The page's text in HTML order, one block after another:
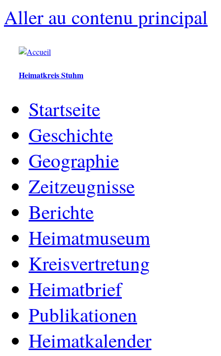
Aller au contenu principal
Heimatkreis Stuhm
Startseite
Geschichte
Geographie
Zeitzeugnisse
Berichte
Heimatmuseum
Kreisvertretung
Heimatbrief
Publikationen
Heimatkalender